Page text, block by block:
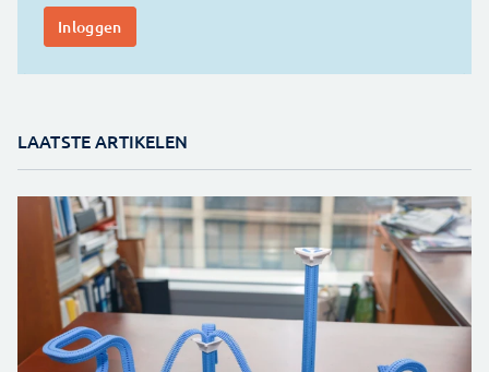
LAATSTE ARTIKELEN